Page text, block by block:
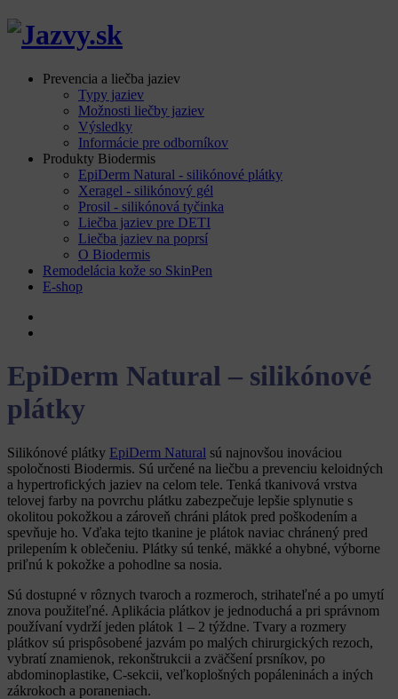
Prevencia a liečba jaziev
Typy jaziev
Možnosti liečby jaziev
Výsledky
Informácie pre odborníkov
Produkty Biodermis
EpiDerm Natural - silikónové plátky
Xeragel - silikónový gél
Prosil - silikónová tyčinka
Liečba jaziev pre DETI
Liečba jaziev na poprsí
O Biodermis
Remodelácia kože so SkinPen
E-shop
EpiDerm Natural – silikónové
plátky
Silikónové plátky EpiDerm Natural sú najnovšou inováciou
spoločnosti Biodermis. Sú určené na liečbu a prevenciu keloidných
a hypertrofických jaziev na celom tele. Tenká tkanivová vrstva
telovej farby na povrchu plátku zabezpečuje lepšie splynutie s
okolitou pokožkou a zároveň chráni plátok pred poškodením a
spevňuje ho. Vďaka tejto tkanine je plátok naviac chránený pred
prilepením k oblečeniu. Plátky sú tenké, mäkké a ohybné, výborne
priľnú k pokožke a pohodlne sa nosia.
Sú dostupné v rôznych tvaroch a rozmeroch, strihateľné a po umytí
znova použiteľné. Aplikácia plátkov je jednoduchá a pri správnom
používaní vydrží jeden plátok 1 – 2 týždne. Tvary a rozmery
plátkov sú prispôsobené jazvám po malých chirurgických rezoch,
vybratí znamienok, rekonštrukcii a zväčšení prsníkov, po
abdominoplastike, C-sekcii, veľkoplošných popáleninách a iných
zákrokoch a poraneniach.